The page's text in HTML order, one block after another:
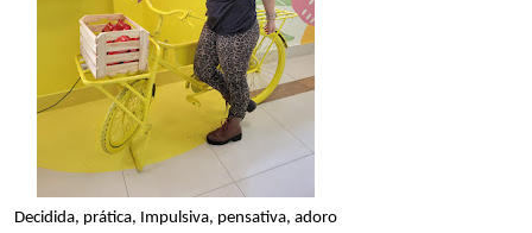
Condicionador Novex
Decidida, prática, Impulsiva, pensativa, adoro